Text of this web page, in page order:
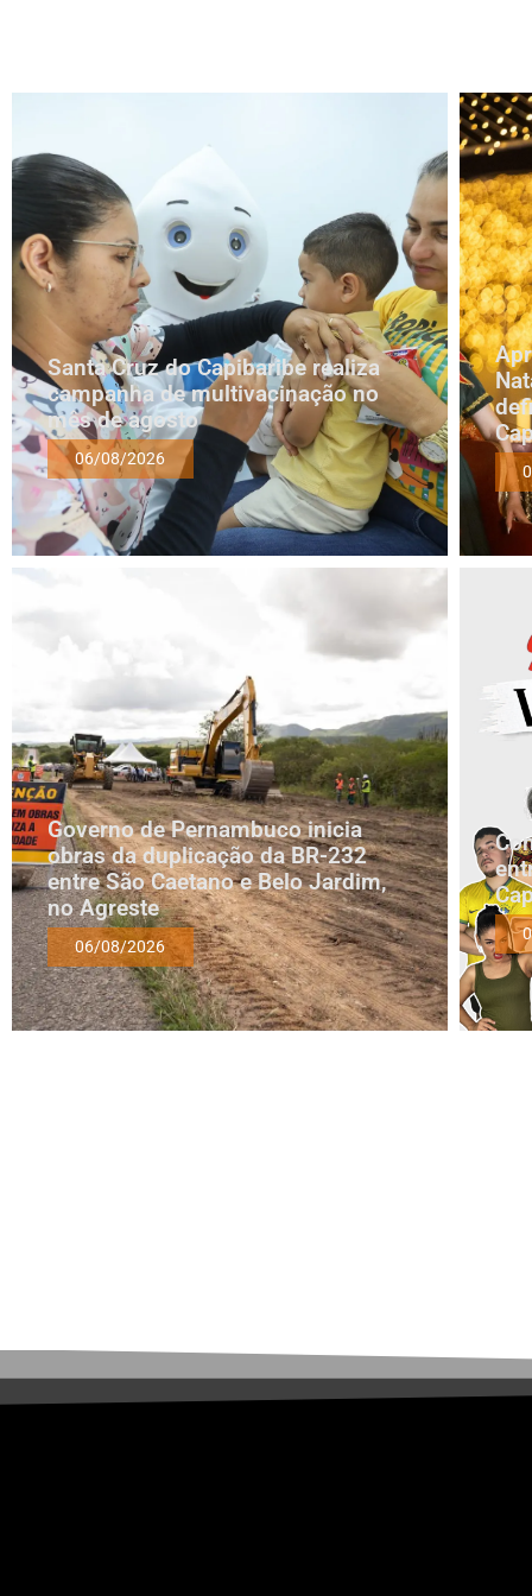
Santa Cruz do Capibaribe realiza
campanha de multivacinação no
mês de agosto
06/08/2026
Governo de Pernambuco inicia
obras da duplicação da BR-232
entre São Caetano e Belo Jardim,
no Agreste
06/08/2026